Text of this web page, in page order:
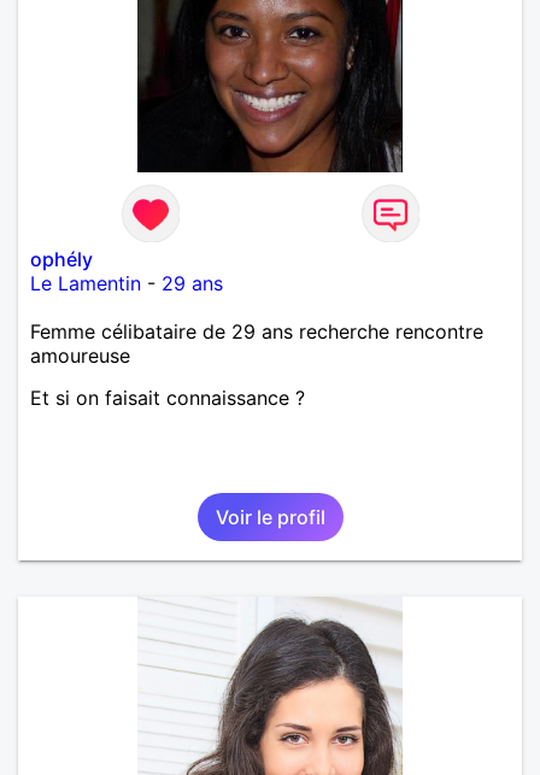
ophély
Le Lamentin - 29 ans
Femme célibataire de 29 ans recherche rencontre
amoureuse
Et si on faisait connaissance ?
Voir le profil